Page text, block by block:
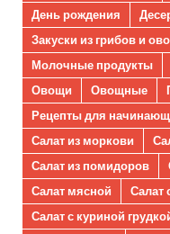
День рождения
Закуски из грибов и
Молочные продукты
Овощи
Овощные
Рецепты для
Салат из моркови
Салат из помидоров
Салат мясной
Салат
Салат с куриной